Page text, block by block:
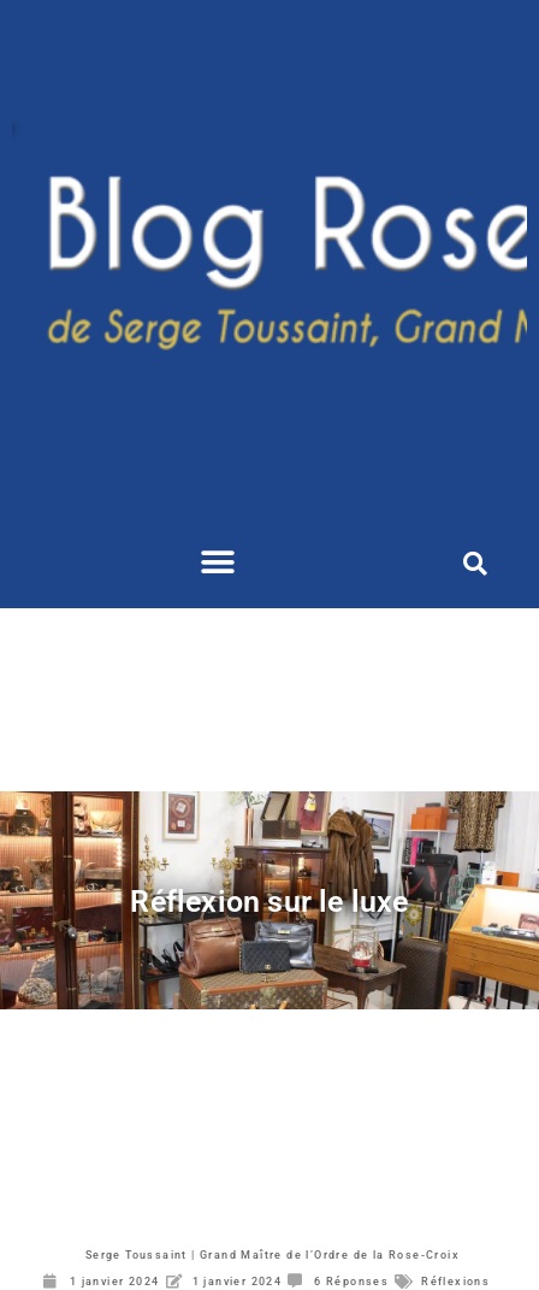
Réflexion sur le luxe
Serge Toussaint | Grand Maître de l’Ordre de la Rose-Croix
1 janvier 2024 1 janvier 2024 6 Réponses Réflexions